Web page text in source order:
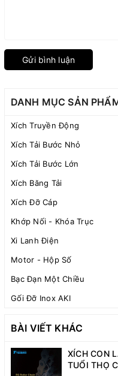
Gửi bình luận
DANH MỤC SẢN
Xích Truyền Động
Xích Tải Bước Nhỏ
Xích Tải Bước Lớn
Xích Băng Tải
Xích Đỡ Cáp
Khớp Nối - Khóa Trục
Xi Lanh Điện
Motor - Hộp Số
Bạc Đạn Một Chiều
Gối Đỡ Inox AKI
BÀI VIẾT KHÁC
XÍCH CON
TUỔI THỌ